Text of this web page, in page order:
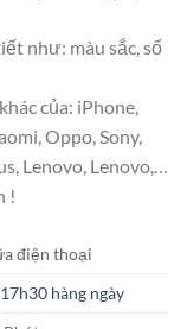
như: màu sắc, số
của: iPhone,
Oppo, Sony,
Lenovo, Lenovo,…
!
điện thoại
hàng ngày